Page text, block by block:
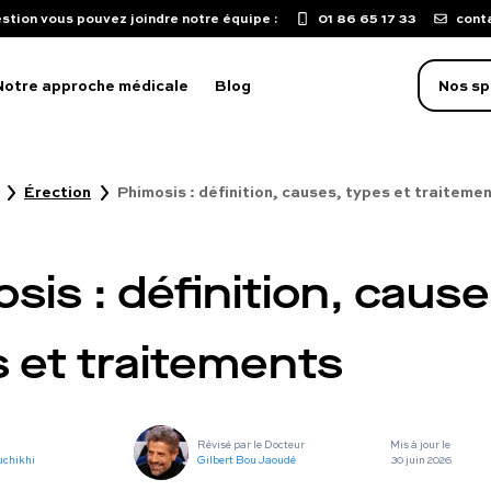
vous pouvez joindre notre équipe : 01 86 65 17 33
approche médicale Blog Nos
d'érection
de libido
sexuels
sur le pénis
Érection Phimosis : définition, causes, types et
: définition,
et traitements
Révisé par le Docteur
Gilbert Bou Jaoudé
Mis à jour le
30 juin 2026